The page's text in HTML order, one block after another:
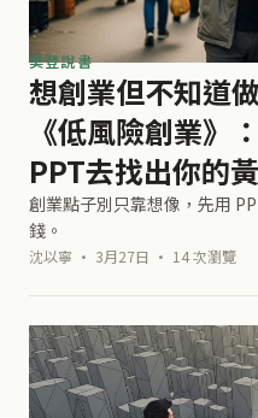
樊登說書
想創業但不知道
《低風險創業》
PPT去找出你的
創業點子別只靠想像，先用
錢。
沈以寧 · 3月27日 · 14 次瀏覽